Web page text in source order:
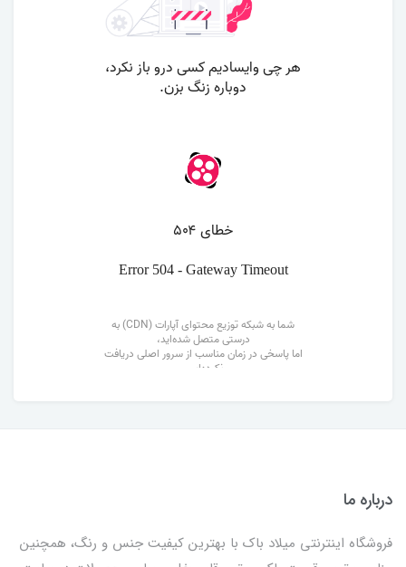
درباره ما
فروشگاه اینترنتی میلاد باک با بهترین کیفیت جنس و رنگ، همچنین